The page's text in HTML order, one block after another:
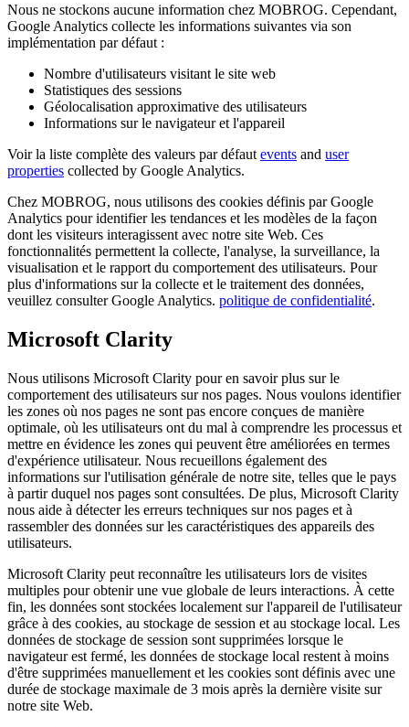
Nous ne stockons aucune information chez MOBROG. Cependant,
Google Analytics collecte les informations suivantes via son
implémentation par défaut :
Nombre d'utilisateurs visitant le site web
Statistiques des sessions
Géolocalisation approximative des utilisateurs
Informations sur le navigateur et l'appareil
Voir la liste complète des valeurs par défaut events and user
properties collected by Google Analytics.
Chez MOBROG, nous utilisons des cookies définis par Google
Analytics pour identifier les tendances et les modèles de la façon
dont les visiteurs interagissent avec notre site Web. Ces
fonctionnalités permettent la collecte, l'analyse, la surveillance, la
visualisation et le rapport du comportement des utilisateurs. Pour
plus d'informations sur la collecte et le traitement des données,
veuillez consulter Google Analytics. politique de confidentialité.
Microsoft Clarity
Nous utilisons Microsoft Clarity pour en savoir plus sur le
comportement des utilisateurs sur nos pages. Nous voulons identifier
les zones où nos pages ne sont pas encore conçues de manière
optimale, où les utilisateurs ont du mal à comprendre les processus et
mettre en évidence les zones qui peuvent être améliorées en termes
d'expérience utilisateur. Nous recueillons également des
informations sur l'utilisation générale de notre site, telles que le pays
à partir duquel nos pages sont consultées. De plus, Microsoft Clarity
nous aide à détecter les erreurs techniques sur nos pages et à
rassembler des données sur les caractéristiques des appareils des
utilisateurs.
Microsoft Clarity peut reconnaître les utilisateurs lors de visites
multiples pour obtenir une vue globale de leurs interactions. À cette
fin, les données sont stockées localement sur l'appareil de l'utilisateur
grâce à des cookies, au stockage de session et au stockage local. Les
données de stockage de session sont supprimées lorsque le
navigateur est fermé, les données de stockage local restent à moins
d'être supprimées manuellement et les cookies sont définis avec une
durée de stockage maximale de 3 mois après la dernière visite sur
notre site Web.